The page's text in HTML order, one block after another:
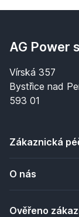
AG Power
Vírská 357
Bystřice nad
593 01
Zákaznická
O nás
Ověřeno